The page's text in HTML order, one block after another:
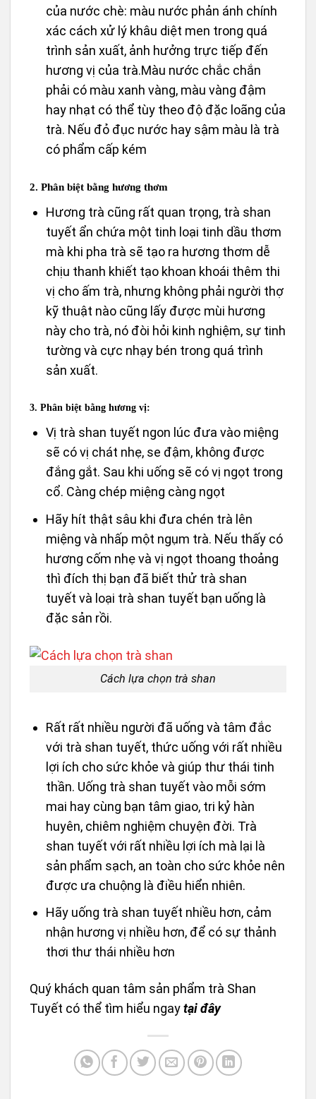
của nước chè: màu nước phản ánh chính
xác cách xử lý khâu diệt men trong quá
trình sản xuất, ảnh hưởng trực tiếp đến
hương vị của trà.Màu nước chắc chắn
phải có màu xanh vàng, màu vàng đậm
hay nhạt có thể tùy theo độ đặc loãng của
trà. Nếu đỏ đục nước hay sậm màu là trà
có phẩm cấp kém
2. Phân biệt bằng hương thơm
Hương trà cũng rất quan trọng, trà shan
tuyết ẩn chứa một tinh loại tinh dầu thơm
mà khi pha trà sẽ tạo ra hương thơm dễ
chịu thanh khiết tạo khoan khoái thêm thi
vị cho ấm trà, nhưng không phải người thợ
kỹ thuật nào cũng lấy được mùi hương
này cho trà, nó đòi hỏi kinh nghiệm, sự tinh
tường và cực nhạy bén trong quá trình
sản xuất.
3. Phân biệt bằng hương vị:
Vị trà shan tuyết ngon lúc đưa vào miệng
sẽ có vị chát nhẹ, se đậm, không được
đắng gắt. Sau khi uống sẽ có vị ngọt trong
cổ. Càng chép miệng càng ngọt
Hãy hít thật sâu khi đưa chén trà lên
miệng và nhấp một ngụm trà. Nếu thấy có
hương cốm nhẹ và vị ngọt thoang thoảng
thì đích thị bạn đã biết thử trà shan
tuyết và loại trà shan tuyết bạn uống là
đặc sản rồi.
Cách lựa chọn trà shan
Rất rất nhiều người đã uống và tâm đắc
với trà shan tuyết, thức uống với rất nhiều
lợi ích cho sức khỏe và giúp thư thái tinh
thần. Uống trà shan tuyết vào mỗi sớm
mai hay cùng bạn tâm giao, tri kỷ hàn
huyên, chiêm nghiệm chuyện đời. Trà
shan tuyết với rất nhiều lợi ích mà lại là
sản phẩm sạch, an toàn cho sức khỏe nên
được ưa chuộng là điều hiển nhiên.
Hãy uống trà shan tuyết nhiều hơn, cảm
nhận hương vị nhiều hơn, để có sự thảnh
thơi thư thái nhiều hơn
Quý khách quan tâm sản phẩm trà Shan
Tuyết có thể tìm hiểu ngaytại đây